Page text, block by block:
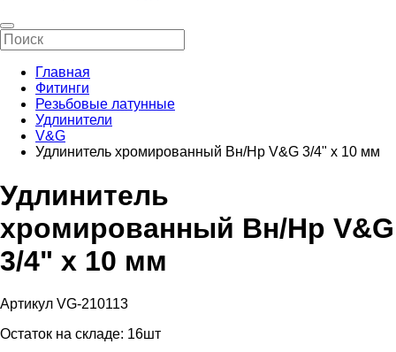
Главная
Фитинги
Резьбовые латунные
Удлинители
V&G
Удлинитель хромированный Вн/Нр V&G 3/4" х 10 мм
Удлинитель
хромированный Вн/Нр V&G
3/4" х 10 мм
Артикул VG-210113
Остаток на складе: 16шт